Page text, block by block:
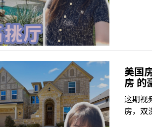
美国
房 的
这期视
房，双